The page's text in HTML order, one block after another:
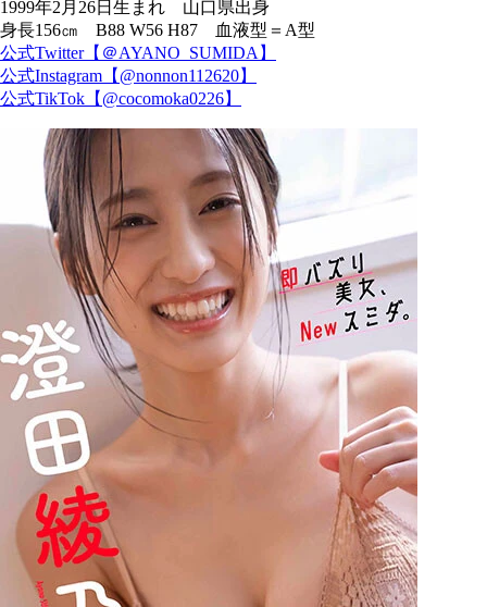
1999年2月26日生まれ 山口県出身
身長156㎝ B88 W56 H87 血液型＝A型
公式Twitter【＠AYANO_SUMIDA】
公式Instagram【@nonnon112620】
公式TikTok【@cocomoka0226】